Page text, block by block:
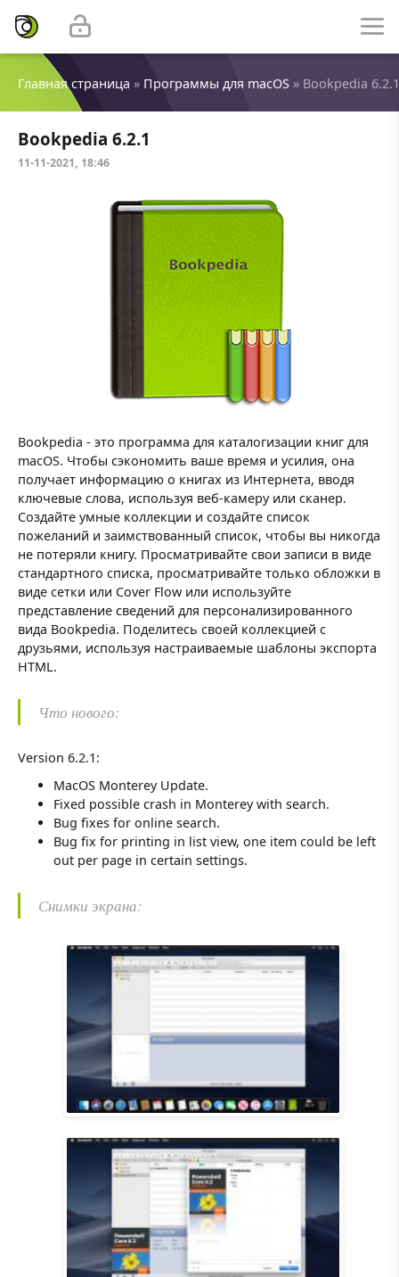
Главная страница » Программы для macOS » Bookpedia 6.2.1
Bookpedia 6.2.1
11-11-2021, 18:46
Bookpedia - это программа для каталогизации книг для
macOS. Чтобы сэкономить ваше время и усилия, она
получает информацию о книгах из Интернета, вводя
ключевые слова, используя веб-камеру или сканер.
Создайте умные коллекции и создайте список
пожеланий и заимствованный список, чтобы вы никогда
не потеряли книгу. Просматривайте свои записи в виде
стандартного списка, просматривайте только обложки в
виде сетки или Cover Flow или используйте
представление сведений для персонализированного
вида Bookpedia. Поделитесь своей коллекцией с
друзьями, используя настраиваемые шаблоны экспорта
HTML.
Что нового:
Version 6.2.1:
MacOS Monterey Update.
Fixed possible crash in Monterey with search.
Bug fixes for online search.
Bug fix for printing in list view, one item could be left
out per page in certain settings.
Снимки экрана: